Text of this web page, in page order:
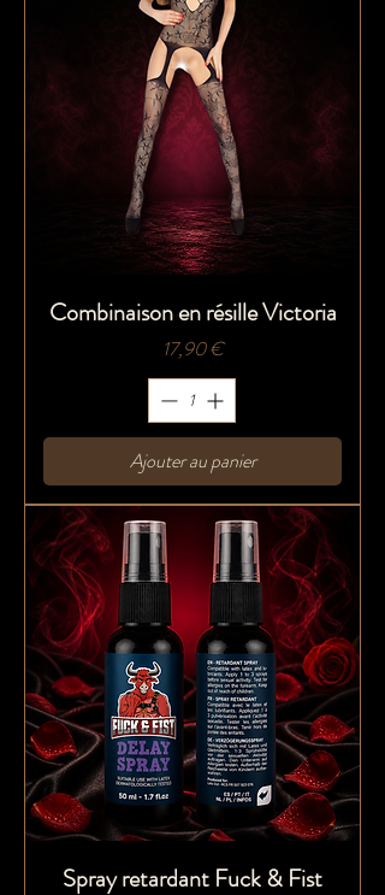
Combinaison en résille Victoria
Prix
17,90 €
Ajouter au panier
Spray retardant Fuck & Fist